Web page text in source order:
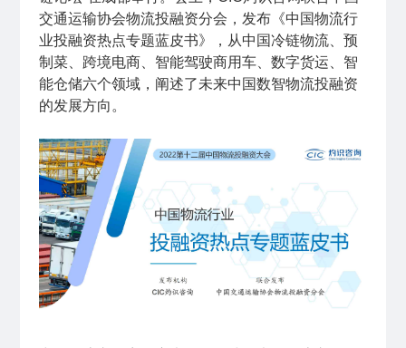
交通运输协会物流投融资分会，发布《中国物流行
业投融资热点专题蓝皮书》，从中国冷链物流、预
制菜、跨境电商、智能驾驶商用车、数字货运、智
能仓储六个领域，阐述了未来中国数智物流投融资
的发展方向。